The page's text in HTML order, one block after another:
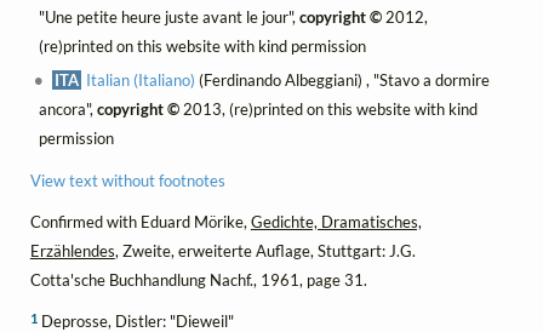
"Une petite heure juste avant le jour",copyright ©2012,
(re)printed on this website with kind permission
ITA Italian (Italiano) (Ferdinando Albeggiani) , "Stavo a dormire
ancora",copyright ©2013, (re)printed on this website with kind
permission
View text without footnotes
Confirmed with Eduard Mörike, Gedichte, Dramatisches,
Erzählendes, Zweite, erweiterte Auflage, Stuttgart: J.G.
Cotta'sche Buchhandlung Nachf., 1961, page 31.
1Deprosse, Distler: "Dieweil"